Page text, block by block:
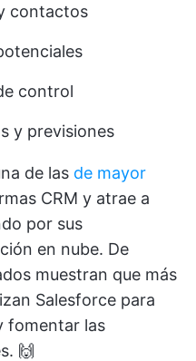
contactos
control
y previsiones
de las de mayor
CRM y atrae a
por sus
en nube. De
muestran que más
Salesforce para
fomentar las
🙌